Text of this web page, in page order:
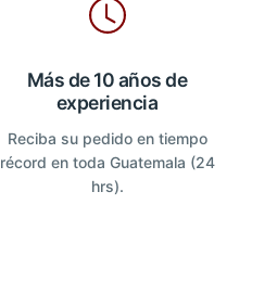
Más de 10 años de
experiencia
Reciba su pedido en tiempo
récord en toda Guatemala (24
hrs).